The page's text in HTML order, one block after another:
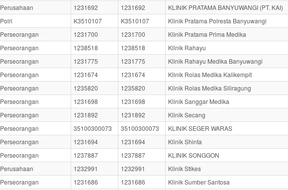
Perusahaan 1231692 1231692
KLINIK PRATAMA BANYUWANGI (PT. KAI)
Polri K3510107 K3510107
Klinik Pratama Polresta Banyuwangi
Perseorangan 1231700 1231700
Klinik Pratama Prima Medika
Perseorangan 1238518 1238518
Klinik Rahayu
Perseorangan 1231775 1231775
Klinik Rahayu Medika Banyuwangi
Perseorangan 1231674 1231674
Klinik Rolas Medika Kalikempit
Perseorangan 1235820 1235820
Klinik Rolas Medika Siliragung
Perseorangan 1231698 1231698
Klinik Sanggar Medika
Perseorangan 1231892 1231892
Klinik Secang
Perseorangan 35100300073 35100300073
KLINIK SEGER WARAS
Perseorangan 1231694 1231694
Klinik Shinta
Perseorangan 1237887 1237887
KLINIK SONGGON
Perusahaan 1232991 1232991
Klinik Stikes
Perseorangan 1231686 1231686
Klinik Sumber Santosa